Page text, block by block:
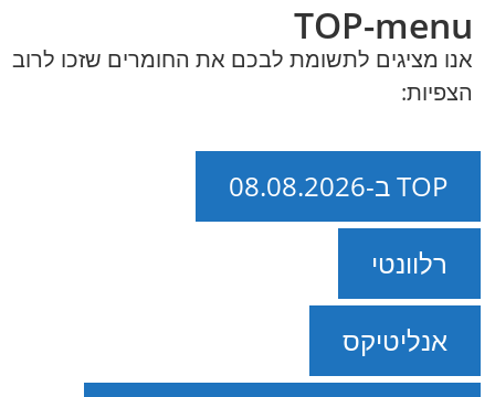
TOP-menu
אנו מציגים לתשומת לבכם את החומרים שזכו לרוב
הצפיות:
TOP ב-08.08.2026
רלוונטי
אנליטיקס